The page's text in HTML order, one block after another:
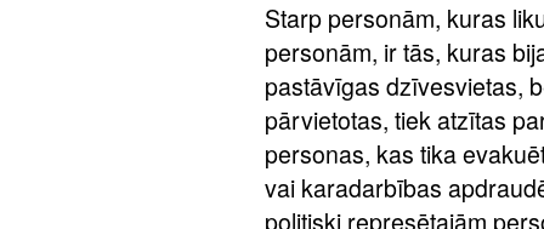
Starp personām, kuras
personām, ir tās, kuras
pastāvīgas dzīvesvietas,
pārvietotas, tiek atzītas
personas, kas tika
vai karadarbības
politiski represētajām